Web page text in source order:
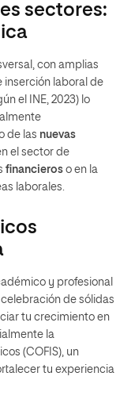
sectores:
con amplias
inserción laboral de
el INE, 2023) lo
de las nuevas
el sector de
financieros o en la
laborales.
y profesional
de sólidas
tu crecimiento en
la
(COFIS), un
tu experiencia